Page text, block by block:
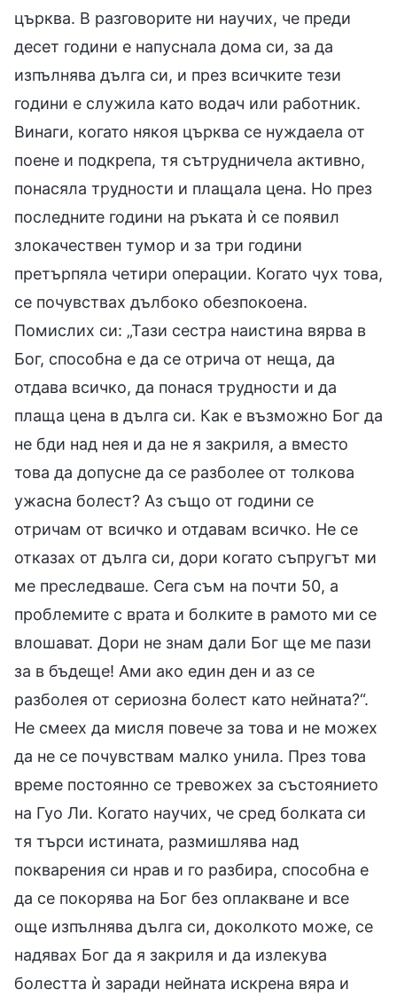
църква. В разговорите ни научих, че преди
десет години е напуснала дома си, за да
изпълнява дълга си, и през всичките тези
години е служила като водач или работник.
Винаги, когато някоя църква се нуждаела от
поене и подкрепа, тя сътрудничела активно,
понасяла трудности и плащала цена. Но през
последните години на ръката ѝ се появил
злокачествен тумор и за три години
претърпяла четири операции. Когато чух това,
се почувствах дълбоко обезпокоена.
Помислих си: „Тази сестра наистина вярва в
Бог, способна е да се отрича от неща, да
отдава всичко, да понася трудности и да
плаща цена в дълга си. Как е възможно Бог да
не бди над нея и да не я закриля, а вместо
това да допусне да се разболее от толкова
ужасна болест? Аз също от години се
отричам от всичко и отдавам всичко. Не се
отказах от дълга си, дори когато съпругът ми
ме преследваше. Сега съм на почти 50, а
проблемите с врата и болките в рамото ми се
влошават. Дори не знам дали Бог ще ме пази
за в бъдеще! Ами ако един ден и аз се
разболея от сериозна болест като нейната?“.
Не смеех да мисля повече за това и не можех
да не се почувствам малко унила. През това
време постоянно се тревожех за състоянието
на Гуо Ли. Когато научих, че сред болката си
тя търси истината, размишлява над
покварения си нрав и го разбира, способна е
да се покорява на Бог без оплакване и все
още изпълнява дълга си, доколкото може, се
надявах Бог да я закриля и да излекува
болестта ѝ заради нейната искрена вяра и